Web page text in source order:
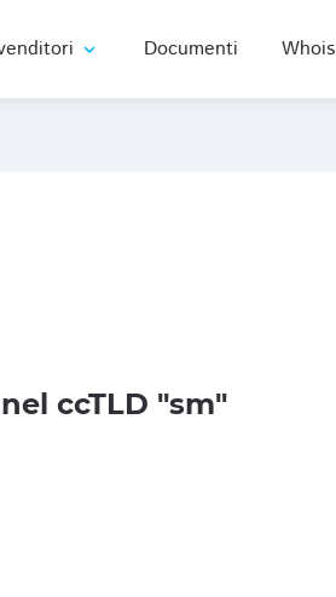
expand_more Documenti Whois
ccTLD "sm"